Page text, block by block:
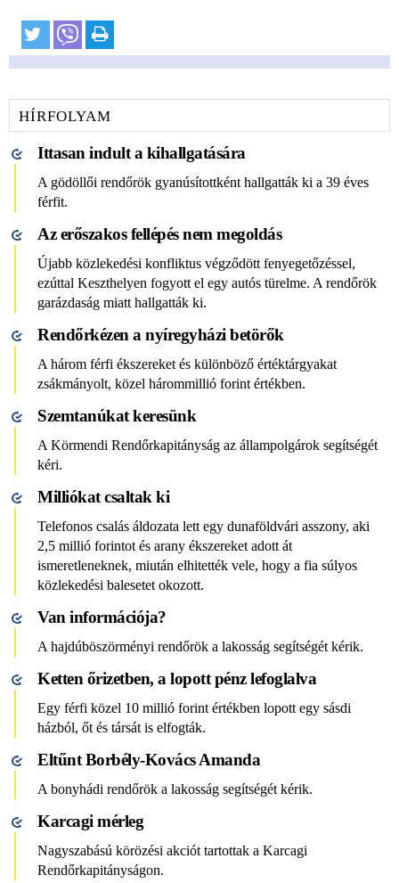
HÍRFOLYAM
Ittasan indult a kihallgatására
A gödöllői rendőrök gyanúsítottként hallgatták ki a 39 éves
férfit.
Az erőszakos fellépés nem megoldás
Újabb közlekedési konfliktus végződött fenyegetőzéssel,
ezúttal Keszthelyen fogyott el egy autós türelme. A rendőrök
garázdaság miatt hallgatták ki.
Rendőrkézen a nyíregyházi betörők
A három férfi ékszereket és különböző értéktárgyakat
zsákmányolt, közel hárommillió forint értékben.
Szemtanúkat keresünk
A Körmendi Rendőrkapitányság az állampolgárok segítségét
kéri.
Milliókat csaltak ki
Telefonos csalás áldozata lett egy dunaföldvári asszony, aki
2,5 millió forintot és arany ékszereket adott át
ismeretleneknek, miután elhitették vele, hogy a fia súlyos
közlekedési balesetet okozott.
Van információja?
A hajdúböszörményi rendőrök a lakosság segítségét kérik.
Ketten őrizetben, a lopott pénz lefoglalva
Egy férfi közel 10 millió forint értékben lopott egy sásdi
házból, őt és társát is elfogták.
Eltűnt Borbély-Kovács Amanda
A bonyhádi rendőrök a lakosság segítségét kérik.
Karcagi mérleg
Nagyszabású körözési akciót tartottak a Karcagi
Rendőrkapitányságon.